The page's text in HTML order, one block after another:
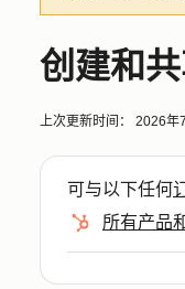
创建和
上次更新时间： 2026年
可与以下任何
所有产品